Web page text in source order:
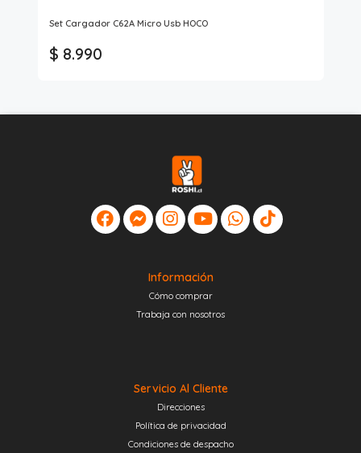
Set Cargador C62A Micro Usb HOCO
$ 8.990
Información
Cómo comprar
Trabaja con nosotros
Servicio Al Cliente
Direcciones
Política de privacidad
Condiciones de despacho